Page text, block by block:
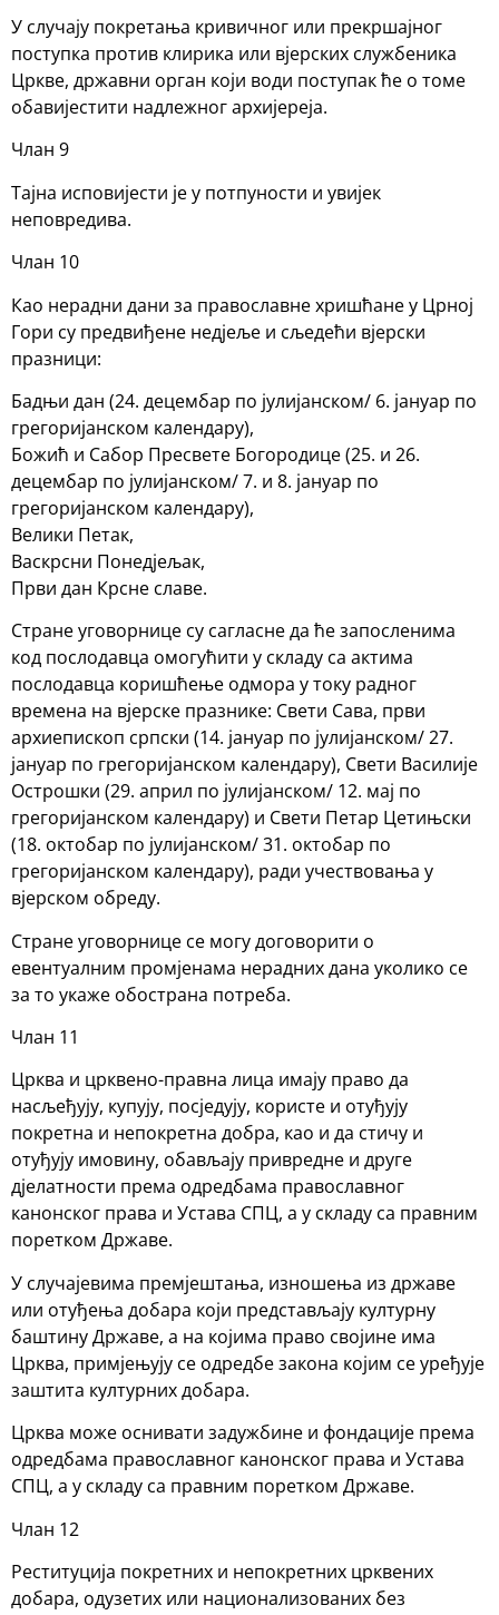
У случају покретања кривичног или прекршајног
поступка против клирика или вјерских службеника
Цркве, државни орган који води поступак ће о томе
обавијестити надлежног архијереја.
Члан 9
Тајна исповијести је у потпуности и увијек
неповредива.
Члан 10
Као нерадни дани за православне хришћане у Црној
Гори су предвиђене недјеље и сљедећи вјерски
празници:
Бадњи дан (24. децембар по јулијанском/ 6. јануар по
грегоријанском календару),
Божић и Сабор Пресвете Богородице (25. и 26.
децембар по јулијанском/ 7. и 8. јануар по
грегоријанском календару),
Велики Петак,
Васкрсни Понедјељак,
Први дан Крсне славе.
Стране уговорнице су сагласне да ће запосленима
код послодавца омогућити у складу са актима
послодавца коришћење одмора у току радног
времена на вјерске празнике: Свети Сава, први
архиепископ српски (14. јануар по јулијанском/ 27.
јануар по грегоријанском календару), Свети Василије
Острошки (29. април по јулијанском/ 12. мај по
грегоријанском календару) и Свети Петар Цетињски
(18. октобар по јулијанском/ 31. октобар по
грегоријанском календару), ради учествовања у
вјерском обреду.
Стране уговорнице се могу договорити о
евентуалним промјенама нерадних дана уколико се
за то укаже обострана потреба.
Члан 11
Црква и црквено-правна лица имају право да
насљеђују, купују, посједују, користе и отуђују
покретна и непокретна добра, као и да стичу и
отуђују имовину, обављају привредне и друге
дјелатности према одредбама православног
канонског права и Устава СПЦ, а у складу са правним
поретком Државе.
У случајевима премјештања, изношења из државе
или отуђења добара који представљају културну
баштину Државе, а на којима право својине има
Црква, примјењују се одредбе закона којим се уређује
заштита културних добара.
Црква може оснивати задужбине и фондације према
одредбама православног канонског права и Устава
СПЦ, а у складу са правним поретком Државе.
Члан 12
Реституција покретних и непокретних црквених
добара, одузетих или национализованих без